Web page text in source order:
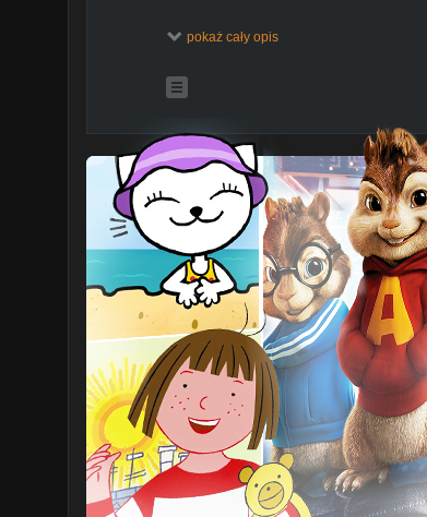
_________________
Nazywam się Justyna Mazur i piszę blog
ponuraczką, pół błaznem. Pół
perspektywę do patrzenia na świat, żeby
podzielić. Ślązaczka, która z miłości
Postanowiłam wyjść poza blog i do słowa
znajdziesz dużo zwykłego życia, bo takie -
_________________
Możesz mnie spotkać:
Instagram: www.instagram.com/
Facebook: www.facebook.com/
www:www.pogadajmyozyciu.pl
pokaż cały opis